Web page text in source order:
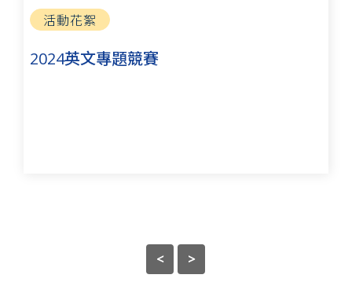
活動花絮
2024英文專題競賽
<
>